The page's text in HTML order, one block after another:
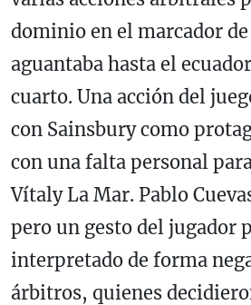
dominio en el marcador de
aguantaba hasta el
cuarto. Una acción del
con Sainsbury como
con una falta personal
Vítaly La Mar. Pablo
pero un gesto del jugador
interpretado de forma
árbitros, quienes